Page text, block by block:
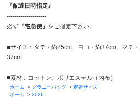
『配達日時指定』
--------------------
必ず 『宅急便』 をご指定下さい。
■サイズ：タテ・約25cm、ヨコ・約37cm、マチ
37cm
■素材：コットン、ポリエステル（内布）
ホーム > グラニーバッグ > 定番サイズ
ホーム
> 2026